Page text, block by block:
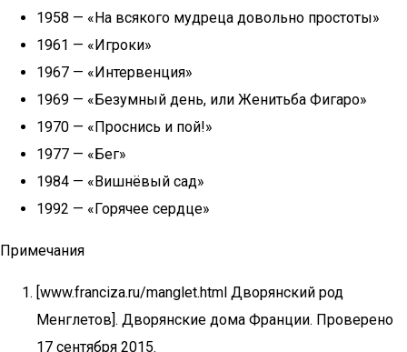
1958 — «На всякого мудреца довольно простоты»
1961 — «Игроки»
1967 — «Интервенция»
1969 — «Безумный день, или Женитьба Фигаро»
1970 — «Проснись и пой!»
1977 — «Бег»
1984 — «Вишнёвый сад»
1992 — «Горячее сердце»
Примечания
[www.franciza.ru/manglet.html Дворянский род
Менглетов]. Дворянские дома Франции. Проверено
17 сентября 2015.